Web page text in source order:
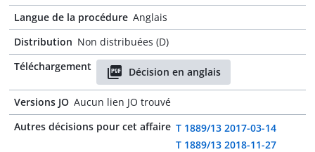
Langue de la procédure Anglais
Distribution Non distribuées (D)
Téléchargement
Décision en anglais
Versions JO Aucun lien JO trouvé
Autres décisions pour cet affaire T 1889/13 2017-03-14
T 1889/13 2018-11-27